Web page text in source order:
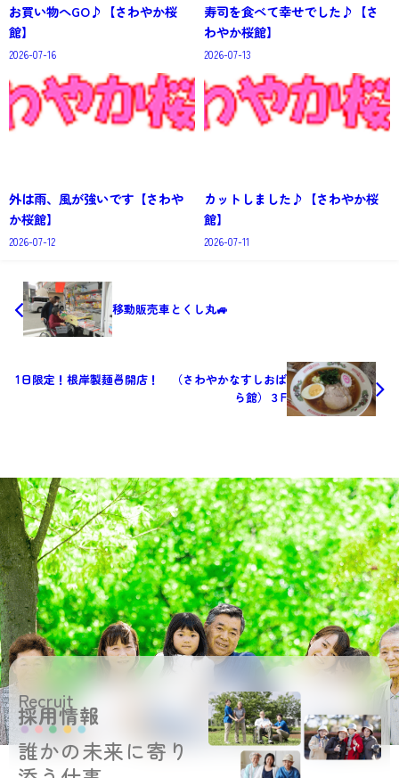
お買い物へGO♪【さわやか桜
館】
2026-07-16
寿司を食べて幸せでした♪【さ
わやか桜館】
2026-07-13
外は雨、風が強いです【さわや
か桜館】
2026-07-12
カットしました♪【さわやか桜
館】
2026-07-11
移動販売車とくし丸🚙
1日限定！根岸製麺🍜開店！ （さわやかなすしおば
ら館）３F
Recruit
採用情報
誰かの未来に寄り